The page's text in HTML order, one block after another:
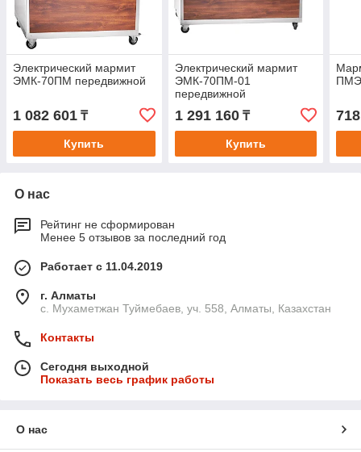
Электрический мармит
ЭМК-70ПМ передвижной
1 082 601 ₸
Купить
Электрический мармит
ЭМК-70ПМ-01
передвижной
1 291 160₸
Купить
О нас
Рейтинг не сформирован
Менее 5 отзывов за последний год
Работает с 11.04.2019
г. Алматы
с. Мухаметжан Туймебаев, уч. 558, Алматы, Казахстан
Контакты
Сегодня выходной
Показать весь график работы
О нас